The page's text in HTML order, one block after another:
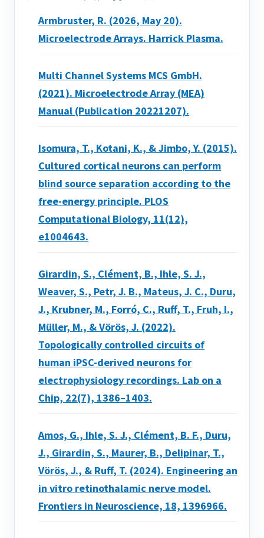
Armbruster, R. (2026, May 20).
Microelectrode Arrays. Harrick Plasma.
Multi Channel Systems MCS GmbH.
(2021). Microelectrode Array (MEA)
Manual (Publication 20221207).
Isomura, T., Kotani, K., & Jimbo, Y. (2015).
Cultured cortical neurons can perform
blind source separation according to the
free-energy principle. PLOS
Computational Biology, 11(12),
e1004643.
Girardin, S., Clément, B., Ihle, S. J.,
Weaver, S., Petr, J. B., Mateus, J. C., Duru,
J., Krubner, M., Forró, C., Ruff, T., Fruh, I.,
Müller, M., & Vörös, J. (2022).
Topologically controlled circuits of
human iPSC-derived neurons for
electrophysiology recordings. Lab on a
Chip, 22(7), 1386–1403.
Amos, G., Ihle, S. J., Clément, B. F., Duru,
J., Girardin, S., Maurer, B., Delipinar, T.,
Vörös, J., & Ruff, T. (2024). Engineering an
in vitro retinothalamic nerve model.
Frontiers in Neuroscience, 18, 1396966.